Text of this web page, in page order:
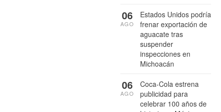
Estados Unidos podría
frenar exportación de
aguacate tras
suspender
inspecciones en
Michoacán
06
AGO
Coca-Cola estrena
publicidad para
celebrar 100 años de
06
AGO